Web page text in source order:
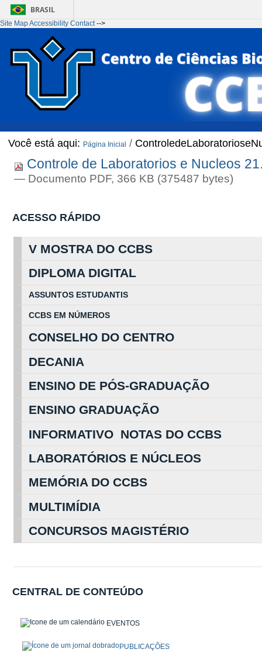
BRASIL
Ir para o conteúdo
Site MapAccessibility Contact-->
Você está aqui: Página Inicial /
Controle de Laboratorios e Nucleos
— Documento PDF, 366 KB (375487 bytes)
ACESSO RÁPIDO
V MOSTRA DO CCBS
DIPLOMA DIGITAL
ASSUNTOS ESTUDANTIS
CCBS EM NÚMEROS
CONSELHO DO CENTRO
DECANIA
ENSINO DE PÓS-GRADUAÇÃO
ENSINO GRADUAÇÃO
INFORMATIVO NOTAS DO CCBS
LABORATÓRIOS E NÚCLEOS
MEMÓRIA DO CCBS
MULTIMÍDIA
CONCURSOS MAGISTÉRIO
CENTRAL DE CONTEÚDO
EVENTOS
PUBLICAÇÕES